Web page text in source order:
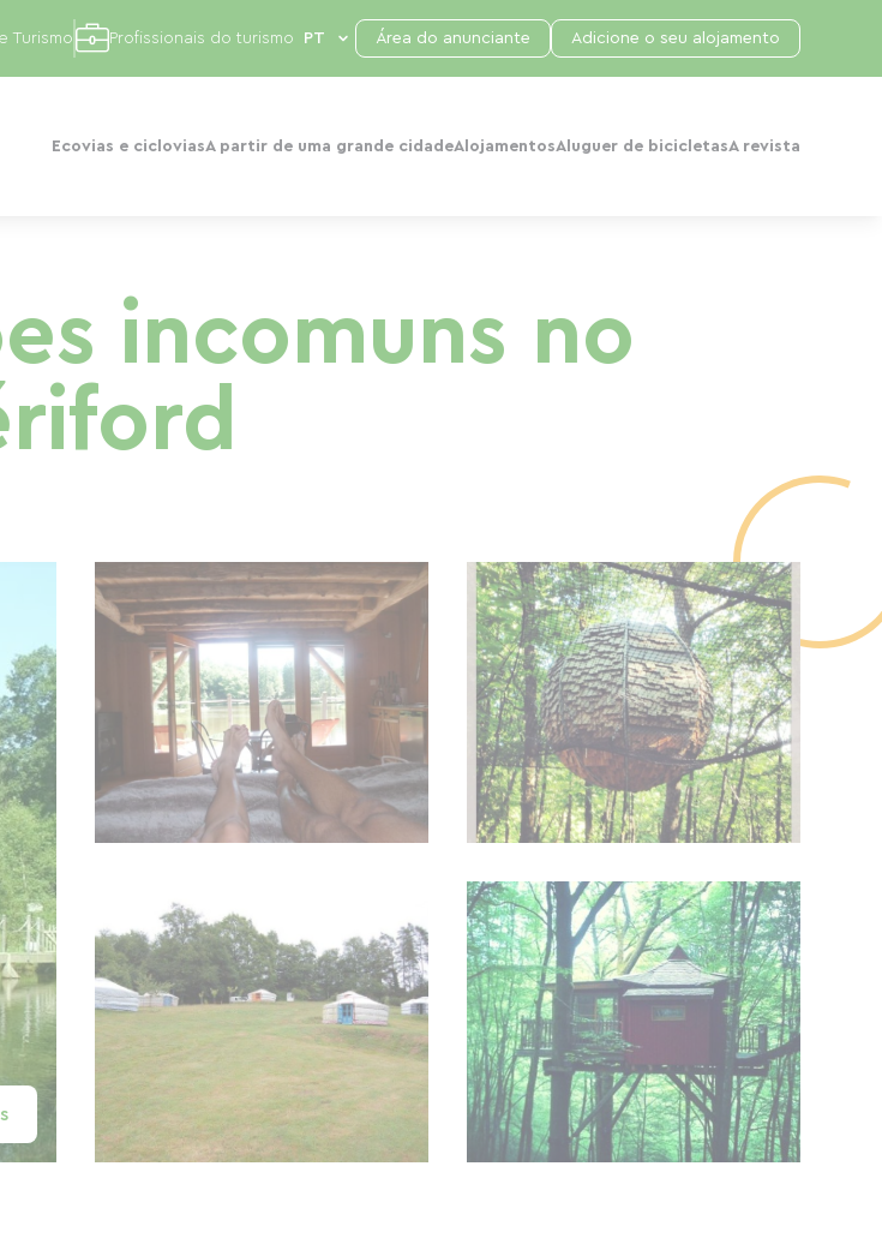
Ecovias e cicloviasA partir de uma grande cidadeAlojamentosAluguer de bicicletasA revista
Turismo Profissionais do turismo Área do anunciante Adicione o seu alojamento
incomuns no